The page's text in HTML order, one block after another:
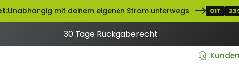
Unabhängig mit deinem eigenen Strom unterwegs 01T 23
30 Tage Rückgaberecht